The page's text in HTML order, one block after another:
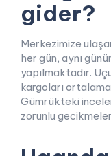
gider?
Merkezimize
her gün, aynı
yapılmaktadır.
kargoları
Gümrükteki
zorunlu